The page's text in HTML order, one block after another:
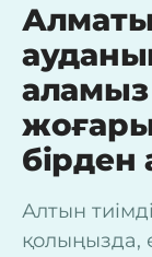
бірден
Алтын
қолыңызда,